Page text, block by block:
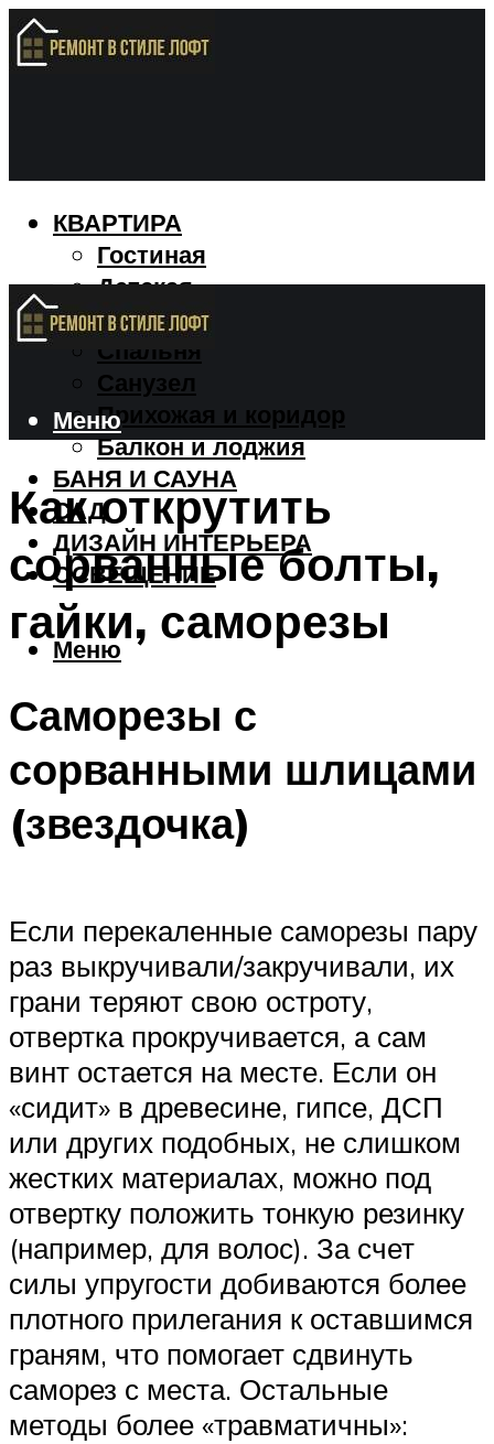
КВАРТИРА
Гостиная
Детская
Кухня
Спальня
Санузел
Прихожая и коридор
Балкон и лоджия
БАНЯ И САУНА
САД
ДИЗАЙН ИНТЕРЬЕРА
ОСВЕЩЕНИЕ
Меню
Меню
Как открутить
сорванные болты,
гайки, саморезы
Саморезы с
сорванными шлицами
(звездочка)
Если перекаленные саморезы пару
раз выкручивали/закручивали, их
грани теряют свою остроту,
отвертка прокручивается, а сам
винт остается на месте. Если он
«сидит» в древесине, гипсе, ДСП
или других подобных, не слишком
жестких материалах, можно под
отвертку положить тонкую резинку
(например, для волос). За счет
силы упругости добиваются более
плотного прилегания к оставшимся
граням, что помогает сдвинуть
саморез с места. Остальные
методы более «травматичны»: